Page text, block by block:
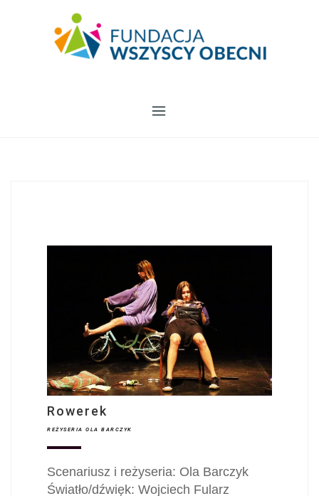
Rowerek
REŻYSERIA OLA BARCZYK
Scenariusz i reżyseria: Ola Barczyk
Światło/dźwięk: Wojciech Fularz